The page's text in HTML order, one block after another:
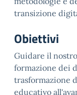
transizione
Obiettivi
Guidare il
formazione dei
trasformazione
educativo